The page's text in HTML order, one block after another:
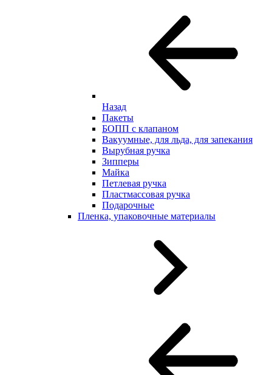
Назад
Пакеты
БОПП с клапаном
Вакуумные, для льда, для запекания
Вырубная ручка
Зипперы
Майка
Петлевая ручка
Пластмассовая ручка
Подарочные
Пленка, упаковочные материалы